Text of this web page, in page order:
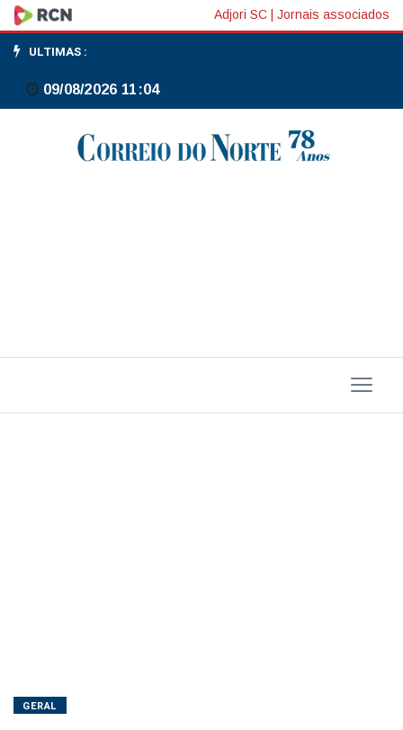
Paes
diz
que
secretário
Rio
Adjori SC Jornais associados
ULTIMAS :
09/08/2026 11:04
GERAL